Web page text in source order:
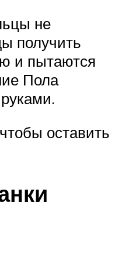
не
получить
и пытаются
Пола
оставить